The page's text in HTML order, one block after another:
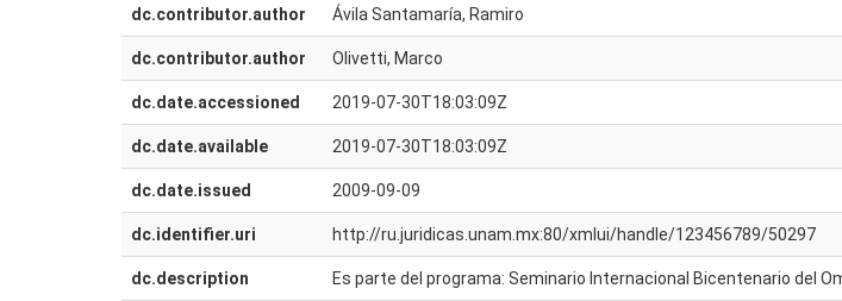
dc.contributor.author Ávila Santamaría, Ramiro
dc.contributor.author Olivetti, Marco
dc.date.accessioned 2019-07-30T18:03:09Z
dc.date.available 2019-07-30T18:03:09Z
dc.date.issued 2009-09-09
dc.identifier.uri http://ru.juridicas.unam.mx:80/xmlui/handle/123456789/50297
dc.description Es parte del programa: Seminario Internacional Bicentenario del